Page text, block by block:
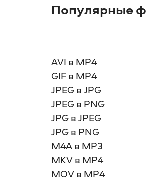
Популярные
AVI в MP4
GIF в MP4
JPEG в JPG
JPEG в PNG
JPG в JPEG
JPG в PNG
M4A в MP3
MKV в MP4
MOV в MP4